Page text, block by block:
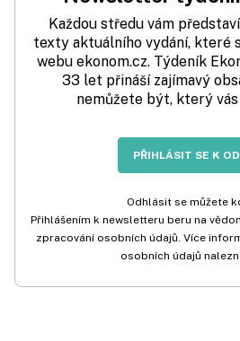
Každou středu vám
texty aktuálního vydání, které
webu ekonom.cz. Týdeník
33 let přináší zajímavý
nemůžete být, který
PŘIHLÁSIT SE K
Odhlásit se můžete
Přihlášením k newsletteru beru na
zpracování osobních údajů. Více
osobních údajů